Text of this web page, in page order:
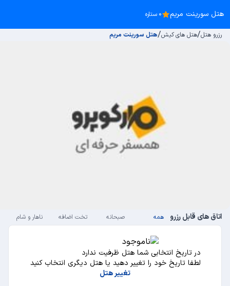
هتل سورینت مریم 0 ستاره
رزرو هتل/هتل های کیش/هتل سورینت مریم
اتاق های قابل رزرو همه صبحانه تخت اضافه ناهار و شام
در تاریخ انتخابی شما هتل ظرفیت ندارد
لطفا تاریخ خود را تغییر دهید یا هتل دیگری انتخاب کنید
تغییر هتل